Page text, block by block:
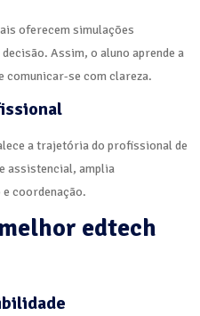
oferecem simulações
Assim, o aluno aprende a
se com clareza.
a trajetória do profissional de
assistencial, amplia
coordenação.
edtech